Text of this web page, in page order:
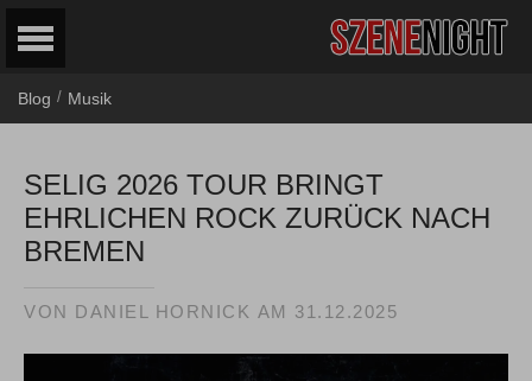
Blog / Musik
SELIG 2026 TOUR BRINGT
EHRLICHEN ROCK ZURÜCK NACH
BREMEN
VON DANIEL HORNICK AM 31.12.2025